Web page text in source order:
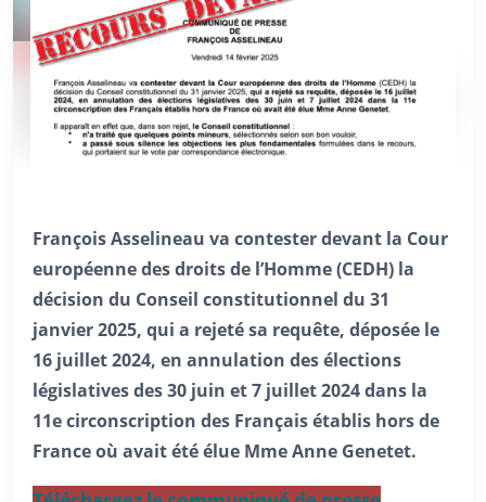
François Asselineau va contester devant la Cour
européenne des droits de l’Homme (CEDH) la
décision du Conseil constitutionnel du 31
janvier 2025, qui a rejeté sa requête, déposée le
16 juillet 2024, en annulation des élections
législatives des 30 juin et 7 juillet 2024 dans la
11e circonscription des Français établis hors de
France où avait été élue Mme Anne Genetet.